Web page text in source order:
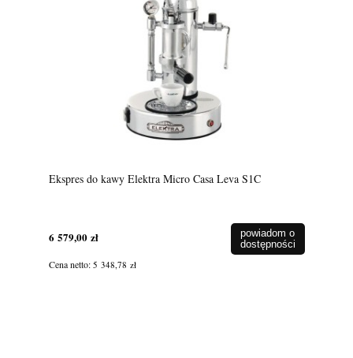
Ekspres do kawy Elektra Micro Casa Leva S1C
6 579,00 zł
Cena netto: 5 348,78 zł
powiadom o
dostępności